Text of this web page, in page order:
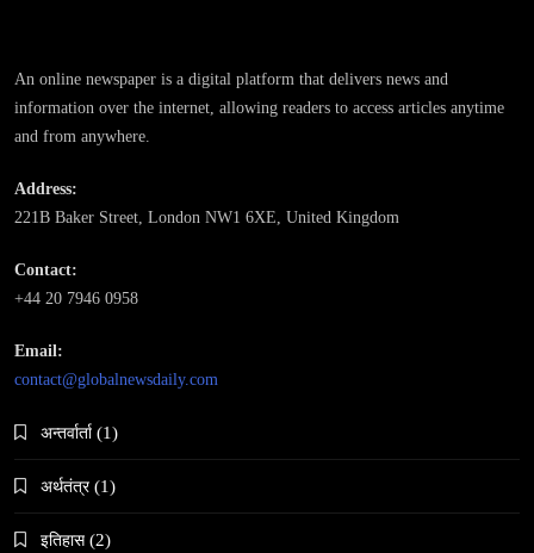
May 27, 2026
भारतको इतिहासमा पहिलोपटक मृत्यु इच्छाको अनुमति
समाज
An online newspaper is a digital platform that delivers news and
information over the internet, allowing readers to access articles anytime
and from anywhere.
Address:
221B Baker Street, London NW1 6XE, United Kingdom
Contact:
+44 20 7946 0958
Email:
contact@globalnewsdaily.com
अन्तर्वार्ता (1)
अर्थतंत्र (1)
इतिहास (2)